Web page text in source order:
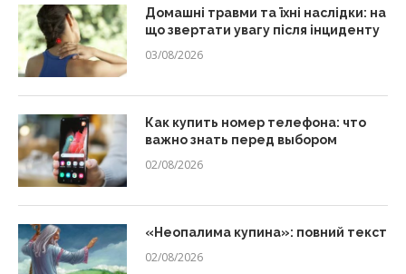
Домашні травми та їхні наслідки: на
що звертати увагу після інциденту
03/08/2026
Как купить номер телефона: что
важно знать перед выбором
02/08/2026
«Неопалима купина»: повний текст
02/08/2026